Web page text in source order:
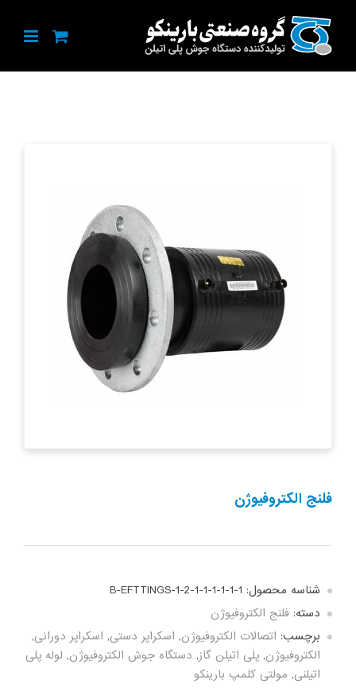
content
فلنج الکتروفیوژن
شناسه محصول: B-EFTTINGS-1-2-1-1-1-1-1-1
دسته: فلنج الکتروفیوژن
برچسب: اتصالات الکتروفیوژن, اسکراپر دستی, اسکراپر دورانی,
الکتروفیوژن, پلی اتیلن گاز, دستگاه جوش الکتروفیوژن, لوله پلی
اتیلنی, مولتی کلمپ بارینکو